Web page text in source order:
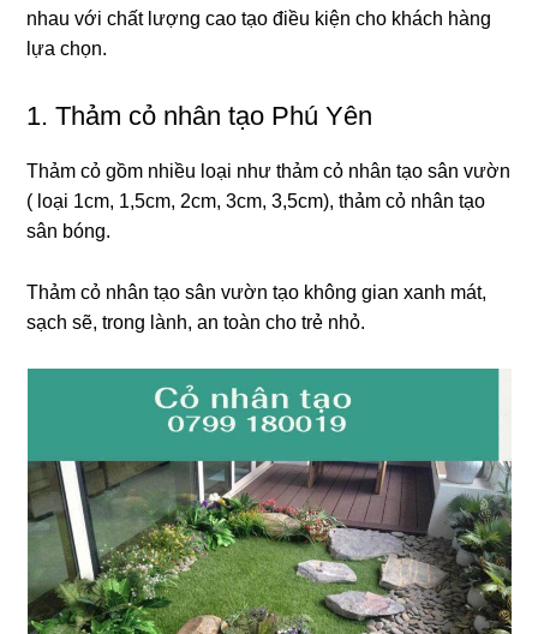
nhau với chất lượng cao tạo điều kiện cho khách hàng
lựa chọn.
1. Thảm cỏ nhân tạo Phú Yên
Thảm cỏ gồm nhiều loại như thảm cỏ nhân tạo sân vườn
( loại 1cm, 1,5cm, 2cm, 3cm, 3,5cm), thảm cỏ nhân tạo
sân bóng.
Thảm cỏ nhân tạo sân vườn tạo không gian xanh mát,
sạch sẽ, trong lành, an toàn cho trẻ nhỏ.